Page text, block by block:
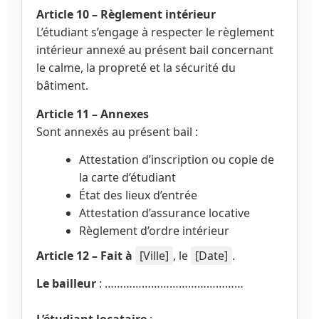
Article 10 – Règlement intérieur
L’étudiant s’engage à respecter le règlement
intérieur annexé au présent bail concernant
le calme, la propreté et la sécurité du
bâtiment.
Article 11 – Annexes
Sont annexés au présent bail :
Attestation d’inscription ou copie de
la carte d’étudiant
État des lieux d’entrée
Attestation d’assurance locative
Règlement d’ordre intérieur
Article 12 – Fait à [Ville] , le [Date] .
Le bailleur : ………………………………………